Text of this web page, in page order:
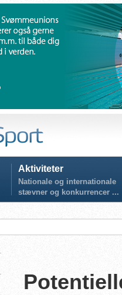
Aktiviteter
Nationale og internationale
stævner og konkurrencer ...